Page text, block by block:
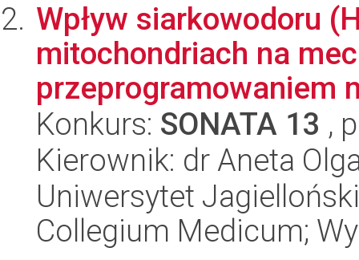
Wpływ siarkowodoru
mitochondriach na
przeprogramowaniem
Konkurs: SONATA 13 ,
Kierownik: dr Aneta
Uniwersytet
Collegium Medicum;